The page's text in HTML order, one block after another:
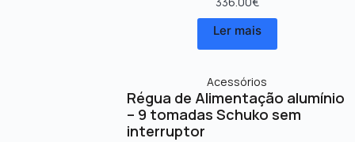
Ler mais
Acessórios
Régua de Alimentação alumínio
– 9 tomadas Schuko sem
interruptor